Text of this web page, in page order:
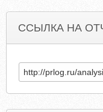
ССЫЛКА НА